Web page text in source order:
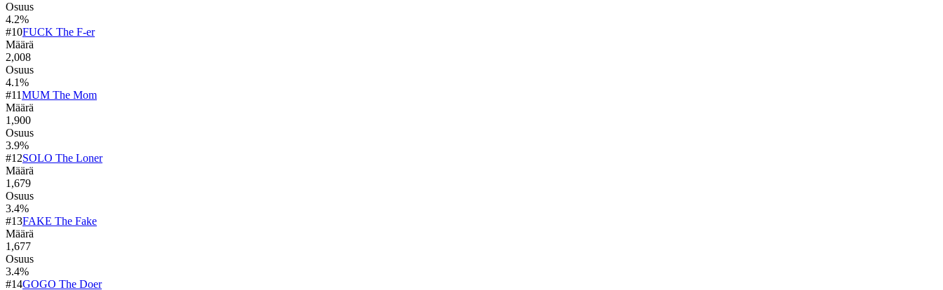
Osuus
4.2%
#10FUCK The F-er
Määrä
2,008
Osuus
4.1%
#11MUM The Mom
Määrä
1,900
Osuus
3.9%
#12SOLO The Loner
Määrä
1,679
Osuus
3.4%
#13FAKE The Fake
Määrä
1,677
Osuus
3.4%
#14GOGO The Doer